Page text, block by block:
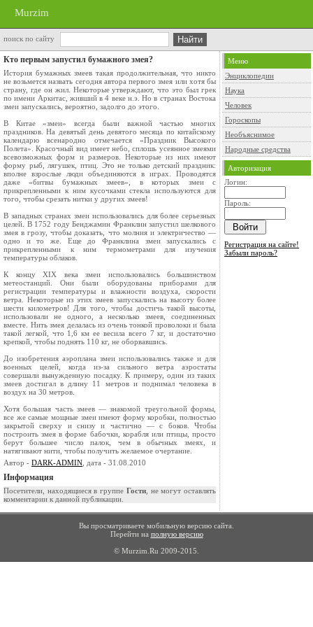
Murzim
поиск по сайту
Кто первым запустил бумажного змея?
История бумажных змеев такая продолжитель­ная, что никто
не возьмется назвать сегодня авто­ра первого змея или хотя бы
страну, где он жил. Некоторые утверждают, что это был грек
по име­ни Аркитас, живший в 4 веке н.э. Но в странах Востока
змеи запускались, вероятно, задолго до этого.
В Китае «змеи» всегда были важной частью многих
праздников. На девятый день девятого ме­сяца по китайскому
календарю всенародно отме­чается «Праздник Высокого
Полета». Красочный вид имеет небо, сплошь усеянное змеями
всевоз­можных форм и размеров. Некоторые из них имеют
форму рыб, лягушек, птиц. Это не только детский праздник:
вполне взрослые люди объеди­няются в играх. Проводятся
даже «битвы бумаж­ных змеев», в которых змеи с
прикрепленными к ним кусочками стекла используются для
того, чтобы срезать нитки у других змеев!
В западных странах змеи использовались для более серьезных
целей. В 1752 году Бенджамин Франклин запустил шелкового
змея в грозу, что­бы доказать, что молния и электричество —
одно и то же. Еще до Франклина змеи запускались с
прикрепленными к ним термометрами для изуче­ния
температуры облаков.
К концу XIX века змеи использовались боль­шинством
метеостанций. Они были оборудованы приборами для
регистрации температуры и влаж­ности воздуха, скорости
ветра. Некоторые из этих змеев запускались на высоту более
шести кило­метров! Для того, чтобы достичь такой высоты,
использовали не одного, а несколько змеев, сое­диненных
вместе. Нить змея делалась из очень тонкой проволоки и была
такой легкой, что 1,6 км ее весила всего 7 кг, и достаточно
крепкой, чтобы поднять 110 кг, не оборвавшись.
До изобретения аэроплана змеи использова­лись также и для
военных целей, когда из-за сильного ветра аэростаты
совершали вынужден­ную посадку. К примеру, один из таких
змеев до­стигал в длину 11 метров и поднимал человека в
воздух на 30 метров.
Хотя большая часть змеев — знакомой треу­гольной формы,
все же самые мощные змеи име­ют форму коробки, полностью
закрытой сверху и снизу и частично — с боков. Чтобы
построить змея в форме бабочки, корабля или птицы, просто
берут большее число палок, чем в обычных змеях, и
натягивают нити, чтобы получить желае­мое очертание.
Автор - DARK-ADMIN , дата - 31.08.2010
Информация
Посетители, находящиеся в группе Гости, не могут оставлять
комментарии к данной публикации.
Меню
Энциклопедии
Наука
Человек
Гороскопы
Необъяснимое
Народные средства
Авторизация
Логин:
Пароль:
Регистрация на сайте!
Забыли пароль?
Вы просматриваете мобильную версию сайта.
Перейти на полную версию
© Murzim.Ru 2009-2015.